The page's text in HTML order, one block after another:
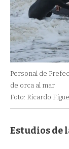
Personal de
de orca al mar
Foto: Ricardo
Estudios de